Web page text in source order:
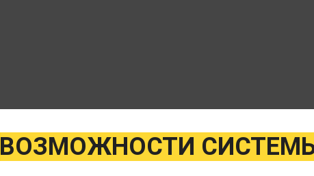
ВОЗМОЖНОСТИ